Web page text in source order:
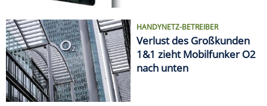
HANDYNETZ-BETREIBER
Verlust des Großkunden
1&1 zieht Mobilfunker O2
nach unten